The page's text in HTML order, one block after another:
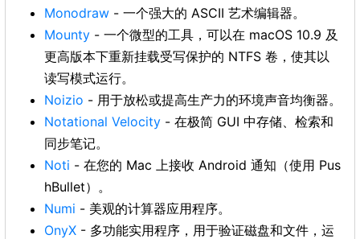
Monodraw - 一个强大的 ASCII 艺术编辑器。
Mounty - 一个微型的工具，可以在 macOS 10.9 及
更高版本下重新挂载受写保护的 NTFS 卷，使其以
读写模式运行。
Noizio - 用于放松或提高生产力的环境声音均衡器。
Notational Velocity - 在极简 GUI 中存储、检索和
同步笔记。
Noti - 在您的 Mac 上接收 Android 通知（使用 Pus
hBullet）。
Numi - 美观的计算器应用程序。
OnyX - 多功能实用程序，用于验证磁盘和文件，运